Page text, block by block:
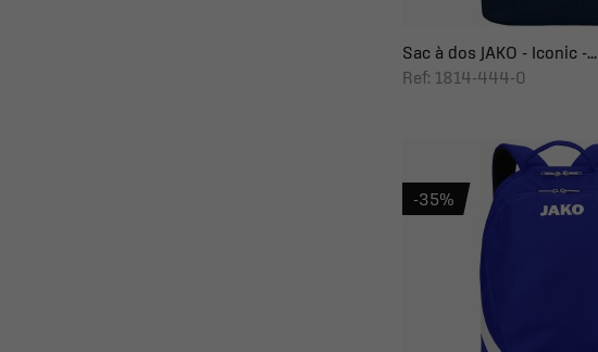
Sac à dos JAKO - Iconic -...
Ref: 1814-444-0
-35%